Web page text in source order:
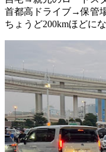
首都高ドライブ→保管
ちょうど200kmほどに